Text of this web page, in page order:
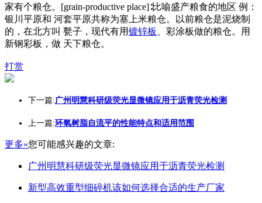
家有个粮仓。[grain-productive place]∶比喻盛产粮食的地区 例：
银川平原和 河套平原共称为塞上米粮仓。以前粮仓是泥烧制
的，在北方叫 甏子，现代有用镀锌板
、彩涂板做的粮仓。用
新钢彩板，做 天下粮仓。
打赏
下一篇:广州明慧科研级荧光显微镜应用于沥青荧光检测
上一篇:环氧树脂自流平的性能特点和适用范围
更多»您可能感兴趣的文章:
广州明慧科研级荧光显微镜应用于沥青荧光检测
新型高效重型细碎机该如何选择合适的生产厂家